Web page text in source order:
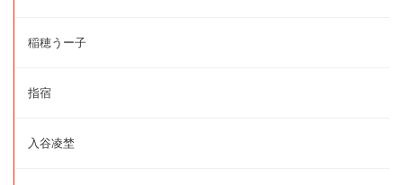
稲穂うー子
指宿
入谷凌埜